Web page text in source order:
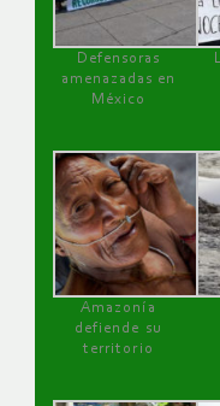
Defensoras
amenazadas en
México
Amazonía
defiende su
territorio